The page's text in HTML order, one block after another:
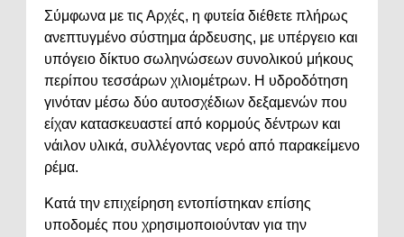
Σύμφωνα με τις Αρχές, η φυτεία διέθετε πλήρως
ανεπτυγμένο σύστημα άρδευσης, με υπέργειο και
υπόγειο δίκτυο σωληνώσεων συνολικού μήκους
περίπου τεσσάρων χιλιομέτρων. Η υδροδότηση
γινόταν μέσω δύο αυτοσχέδιων δεξαμενών που
είχαν κατασκευαστεί από κορμούς δέντρων και
νάιλον υλικά, συλλέγοντας νερό από παρακείμενο
ρέμα.
Κατά την επιχείρηση εντοπίστηκαν επίσης
υποδομές που χρησιμοποιούνταν για την